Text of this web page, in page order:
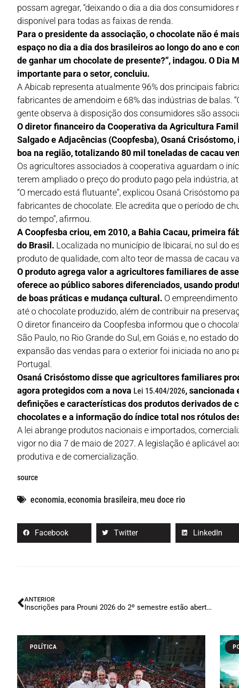
possam agregar, “deixando o dia a dia dos consumidores
disponível para todas as faixas de renda.
Para o presidente da associação, o chocolate não é
espaço no dia a dia dos brasileiros ao longo do ano e
de ganhar um chocolate de presente?”, indagou. O Dia
importante para o setor, concluiu.
A Abicab representa atualmente 96% dos principais
fabricantes de amendoim e 68% das indústrias de balas.
gente observa à disposição dos consumidores são
O diretor financeiro da Cooperativa da Agricultura
Salgado e Adjacências (Coopfesba), Osaná
boa na região, totalizando 80 mil toneladas de cacau
Os agricultores associados à cooperativa aguardam o
terem ampliado o preço do produto pago pela indústria,
“O mercado está flutuante”, explicou Osaná Crisóstomo
fabricantes de chocolate. Ele acredita que o período de
do tempo”, afirmou.
A Coopfesba criou, em 2010, a Bahia Cacau, primeira
do Brasil. Localizada no município de Ibicaraí, no sul do
produto de qualidade, com alto teor de massa de cacau
O produto agrega valor a agricultores familiares de
oferece ao público sabores diferenciados, usando
de boas práticas e mudança cultural. O
até o chocolate produzido, além de contribuir na
O diretor financeiro da Coopfesba informou que o
São Paulo, no Rio Grande do Sul, em Goiás e, no estado
expansão das vendas para o exterior foi iniciada no ano
Portugal.
Osaná Crisóstomo disse que agricultores familiares
agora protegidos com a nova Lei 15.404/2026, sancionada
definições e características dos produtos derivados de
chocolates e a informação do índice total nos rótulos
A lei abrange produtos nacionais e importados,
vigor no dia 7 de maio de 2027. A legislação é aplicável
produtiva e de comercialização.
source
economia,economia brasileira,meu doce rio
Facebook Twitter LinkedIn
ANTERIOR
Inscrições para Prouni 2026 do 2º semestre estão abertas
POLÍTICA